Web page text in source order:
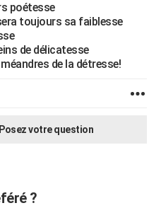
poétesse
toujours sa faiblesse
de délicatesse
de la détresse!
Posez votre question
?